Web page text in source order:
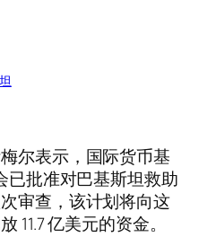
尔表示，国际货币基
已批准对巴基斯坦救助
审查，该计划将向这
11.7 亿美元的资金。